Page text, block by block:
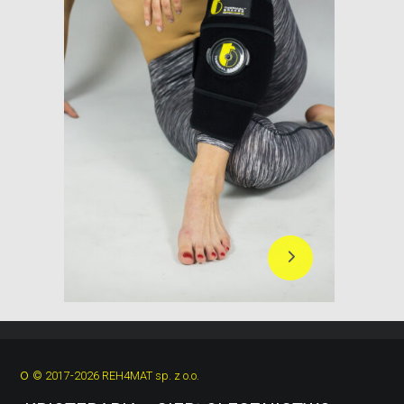
o © 2017-2026 REH4MAT sp. z o.o.